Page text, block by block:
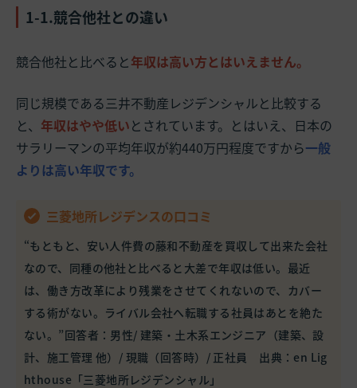
1-1.競合他社との違い
競合他社と比べると年収は高い方とはいえません。
同じ規模である三井不動産レジデンシャルと比較する
と、 年収はやや低いとされています。とはいえ、日本の
サラリーマンの平均年収が約440万円程度ですから一般
よりは高い年収です。
三菱地所レジデンスの口コミ
“もともと、安い人件費の藤和不動産を買収して出来た会社
なので、同種の他社と比べると大差で年収は低い。最近
は、働き方改革により残業をさせてくれないので、カバー
する術がない。ライバル会社へ転職する社員はあとを絶た
ない。”回答者：男性/ 建築・土木系エンジニア（建築、設
計、施工管理 他）/ 現職（回答時）/ 正社員 出典： en Lig
hthouse「三菱地所レジデンシャル」